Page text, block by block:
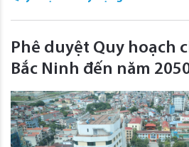
Phê duyệt Quy hoạch
Bắc Ninh đến năm